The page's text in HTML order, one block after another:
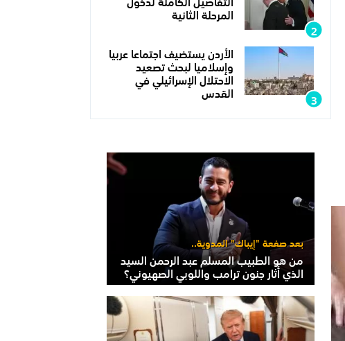
المرحلة الثانية
الأردن يستضيف اجتماعا عربيا
وإسلاميا لبحث تصعيد
الاحتلال الإسرائيلي في
القدس
بعد صفعة "إيباك" المدوية..
من هو الطبيب المسلم عبد الرحمن السيد
الذي أثار جنون ترامب واللوبي الصهيوني؟